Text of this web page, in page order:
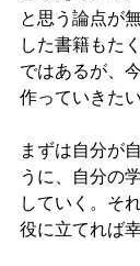
と思う論点が
した書籍もた
ではあるが、
作っていきた
まずは自分が
うに、自分の
していく。そ
役に立てれば